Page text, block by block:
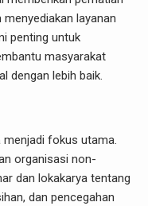
layanan
penting untuk
masyarakat
dengan lebih baik.
menjadi fokus utama.
organisasi non-
dan lokakarya tentang
dan pencegahan